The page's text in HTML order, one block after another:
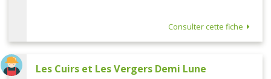
Consulter cette fiche
Les Cuirs et Les Vergers Demi Lune